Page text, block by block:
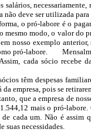
necessariamente,
não deve ser utilizada
o pró-labore é o
mesmo modo, o valor do
nosso exemplo
pró-labore.
cada sócio recebe
têm despesas
da empresa, pois se
que a empresa de
mais o pró-
de cada um. Não é assim
suas necessidades.